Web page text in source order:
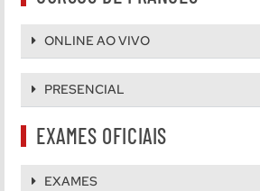
ONLINE AO VIVO
PRESENCIAL
EXAMES OFICIAIS
EXAMES